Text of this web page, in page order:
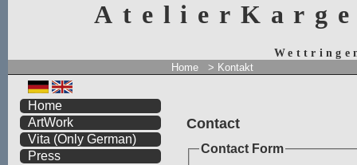
Home > Kontakt
Contact
Contact Form
Home
ArtWork
Vita (Only German)
Press